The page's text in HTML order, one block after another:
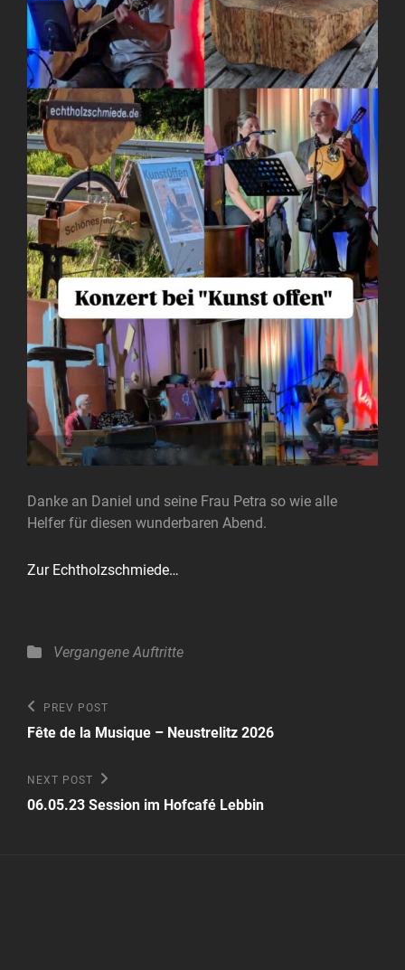
Danke an Daniel und seine Frau Petra so wie alle
Helfer für diesen wunderbaren Abend.
Zur Echtholzschmiede…
Categories
Vergangene Auftritte
Beitragsnavigation
Previous
Post
PREV POST
Fête de la Musique – Neustrelitz 2026
Next
Post
NEXT POST
06.05.23 Session im Hofcafé Lebbin